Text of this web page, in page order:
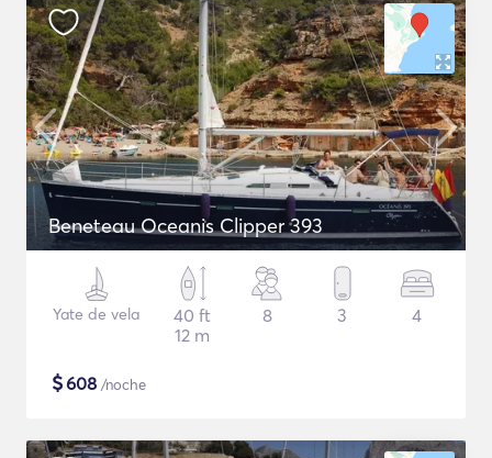
Beneteau Oceanis Clipper 393
Yate de vela
40 ft
12 m
8 3 4
$608 /noche